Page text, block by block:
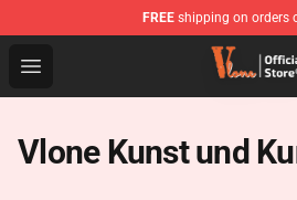
FREE shipping on orders
Open menu
Vlone Shop - Official Vlone
Vlone Kunst und